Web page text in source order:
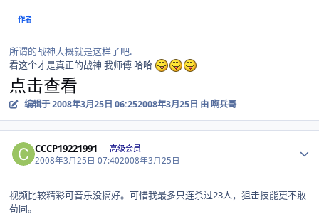
作者
所谓的战神大概就是这样了吧.
看这个才是真正的战神 我师傅 哈哈
点击查看
编辑于2008年3月25日 06:252008年3月25日 由 啊兵哥
CCCP19221991 高级会员
2008年3月25日 07:402008年3月25日
视频比较精彩可音乐没搞好。可惜我最多只连杀过23人，狙击技能更不敢
苟同。